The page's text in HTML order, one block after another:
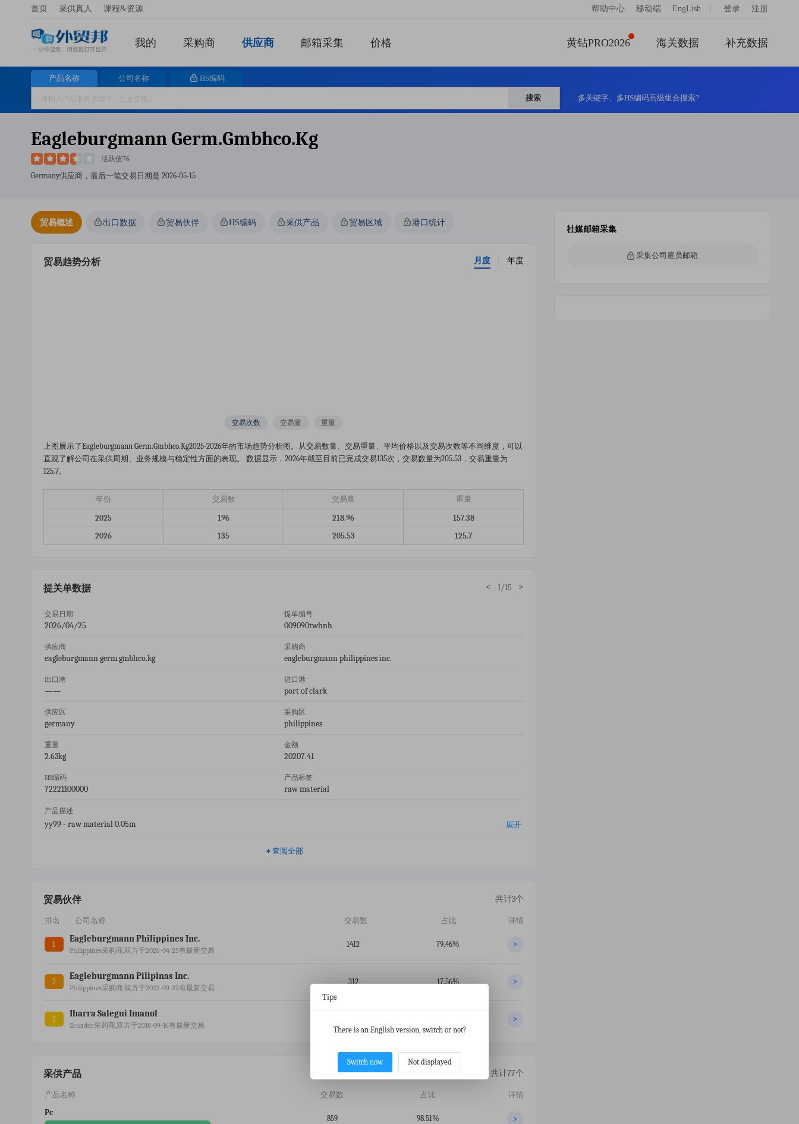
首页 采供真人 课程&资源 帮助中心 移动端 EngLish 登录 注册
我的 采购商 供应商 邮箱采集 价格 黄钻PRO2026 海关数据 补充数据
产品名称 公司名称 HS编码
搜索 多关键字、多HS编码高级组合搜索?
Eagleburgmann Germ.gmbhco.kg
活跃值76
Germany供应商，最后一笔交易日期是 2026-05-15
贸易概述 出口数据 贸易伙伴 HS编码 采供产品 贸易区域 港口统计
贸易趋势分析 月度 年度
交易次数 交易量 重量
上图展示了eagleburgmann Germ.gmbhco.kg2025-2026年的市场趋势分析图。从交易数量、交易重量、平均价格以及交易次数等不同维度，可以
直观了解公司在采供周期、业务规模与稳定性方面的表现。 数据显示，2026年截至目前已完成交易135次，交易数量为205.53，交易重量为
125.7。
年份 交易数 交易量 重量
2025 196 218.96
157.38
2026
135 205.53 125.7
提关单数据 < 1/15 >
交易日期
2026/04/25
提单编号
009090twhnh
供应商
eagleburgmann germ.gmbhco.kg
采购商
eagleburgmann philippines inc.
出口港
——
进口港
port of clark
供应区
germany
采购区
philippines
重量
2.63kg
金额
20207.41
HS编码
72221100000
产品标签
raw material
产品描述
yy99 - raw material 0.05m 展开
+ 查阅全部
贸易伙伴 共计3个
排名 公司名称 交易数 占比 详情
1
Eagleburgmann Philippines Inc.
Philippines采购商,双方于2026-04-25有最新交易
1412 79.46% >
2
Eagleburgmann Pilipinas Inc.
Philippines采购商,双方于2023-09-22有最新交易
312 17.56% >
3
Ibarra Salegui Imanol
Ecuador采购商,双方于2018-09-16有最新交易
>
采供产品 共计77个
产品名称 交易数 占比 详情
Pc
859 98.51% >
社媒邮箱采集
采集公司雇员邮箱
Tips
There is an English version, switch or not?
Switch now Not displayed